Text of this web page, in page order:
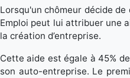
Lorsqu'un chômeur décide
Emploi peut lui attribuer une
la création d’entreprise.
Cette aide est égale à 45%
son auto-entreprise. Le